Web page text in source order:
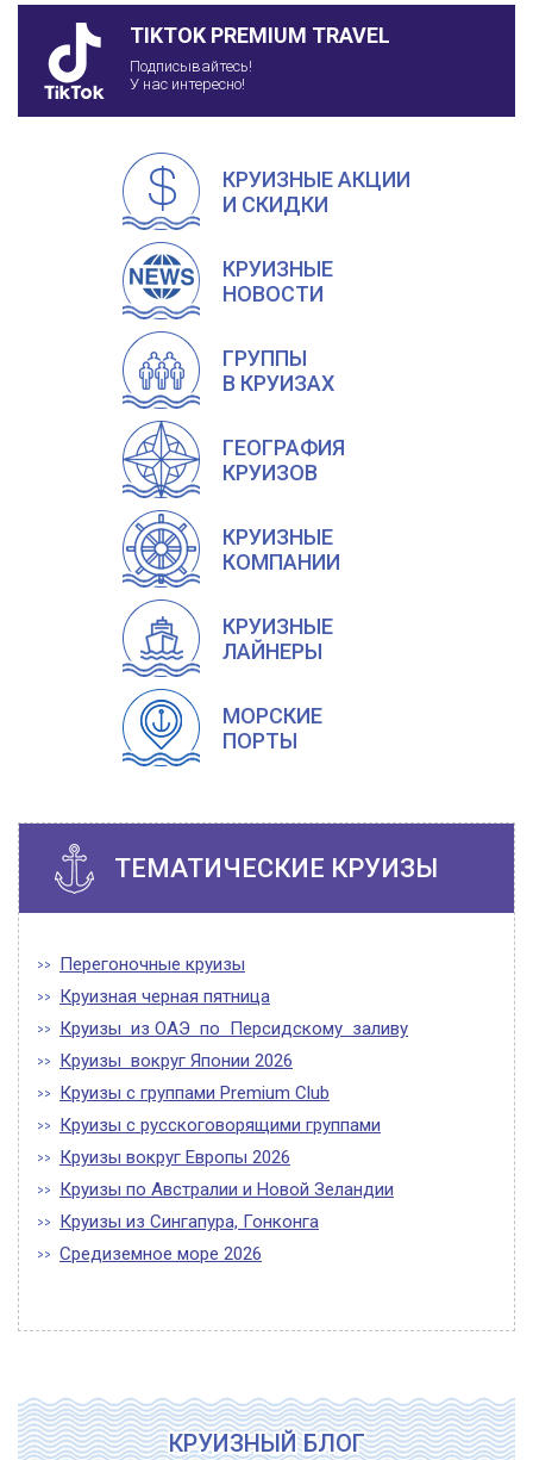
TIKTOK PREMIUM TRAVEL
Подписывайтесь!
У нас интересно!
КРУИЗНЫЕ АКЦИИ
И СКИДКИ
КРУИЗНЫЕ
НОВОСТИ
ГРУППЫ
В КРУИЗАХ
ГЕОГРАФИЯ
КРУИЗОВ
КРУИЗНЫЕ
КОМПАНИИ
КРУИЗНЫЕ
ЛАЙНЕРЫ
МОРСКИЕ
ПОРТЫ
ТЕМАТИЧЕСКИЕ КРУИЗЫ
Перегоночные круизы
Круизная черная пятница
Круизы из ОАЭ по Персидскому заливу
Круизы вокруг Японии 2026
Круизы с группами Premium Club
Круизы с русскоговорящими группами
Круизы вокруг Европы 2026
Круизы по Австралии и Новой Зеландии
Круизы из Сингапура, Гонконга
Средиземное море 2026
КРУИЗНЫЙ БЛОГ